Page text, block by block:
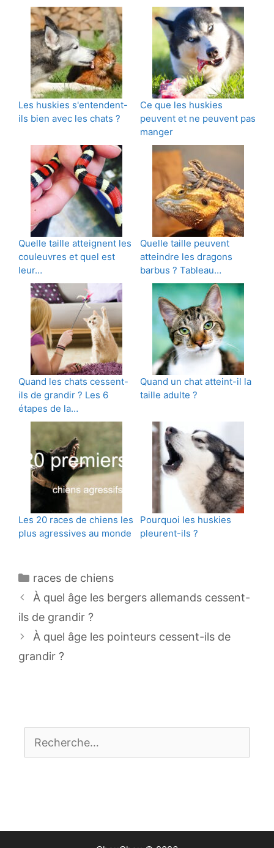
Les huskies s'entendent-
ils bien avec les chats ?
Ce que les huskies
peuvent et ne peuvent pas
manger
Quelle taille atteignent les
couleuvres et quel est
leur…
Quelle taille peuvent
atteindre les dragons
barbus ? Tableau…
Quand les chats cessent-
ils de grandir ? Les 6
étapes de la…
Quand un chat atteint-il la
taille adulte ?
Les 20 races de chiens les
plus agressives au monde
Pourquoi les huskies
pleurent-ils ?
Catégories
races de chiens
Navigation
des
articles
À quel âge les bergers allemands cessent-
ils de grandir ?
À quel âge les pointeurs cessent-ils de
grandir ?